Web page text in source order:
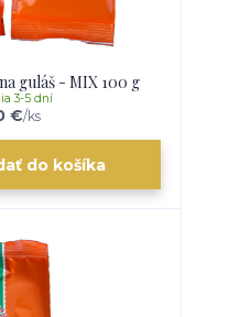
guláš - MIX 100 g
€/ks
3-5 dní
do košíka